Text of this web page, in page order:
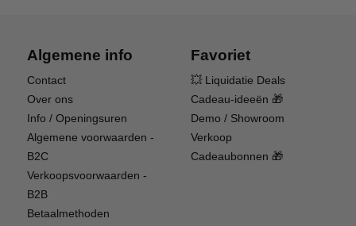
Size Matters
Groter dan een micromachine, De sub-micro 120
S2 is ideaal voor buitenvluchten bij weinig wind,
maar'is nog steeds klein genoeg om te vliegen in
een verscheidenheid aan binnenruimtes.
Bovendien is het praktisch om meer accu's bij de
hand te hebben omdat de 120 S2 een goedkope
1S Li-Po accu gebruikt.
Algemene info
Contact
Over ons
Info / Openingsuren
Algemene voorwaarden -
B2C
Verkoopsvoorwaarden -
B2B
Betaalmethoden
Favoriet
💥 Liquidatie Deals
Cadeau-ideeën 🎁
Demo / Showroom
Verkoop
Cadeaubonnen 🎁